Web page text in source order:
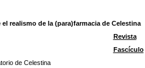
realismo de la (para)farmacia de Celestina
Revista
Fascículo
de Celestina